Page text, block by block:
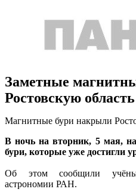
Заметные
Ростовскую
Магнитные бури накрыли
В ночь на вторник, 5 мая,
бури, которые уже достигли
Об этом сообщили
астрономии РАН.